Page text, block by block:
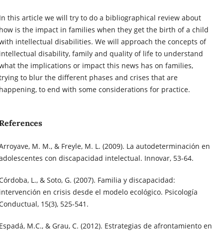
this article we will try to do a bibliographical review about
is the impact in families when they get the birth of a child
intellectual disabilities. We will approach the concepts of
disability, family and quality of life to understand
the implications or impact this news has on families,
to blur the different phases and crises that are
to end with some considerations for practice.
M. M., & Freyle, M. L. (2009). La autodeterminación en
con discapacidad intelectual. Innovar, 53-64.
L., & Soto, G. (2007). Familia y discapacidad:
en crisis desde el modelo ecológico. Psicología
15(3), 525-541.
M.C., & Grau, C. (2012). Estrategias de afrontamiento en